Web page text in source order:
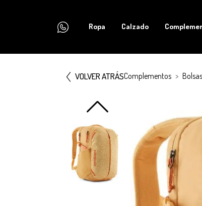
Ropa Calzado
VOLVER ATRÁSComplementos